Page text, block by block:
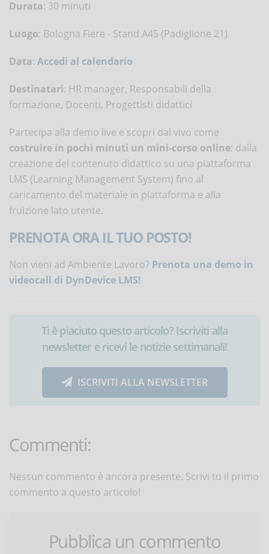
Durata: 30 minuti
Luogo: Bologna Fiere - Stand A45 (Padiglione 21)
Data: Accedi al calendario
Destinatari: HR manager, Responsabili della
formazione, Docenti, Progettisti didattici
Partecipa alla demo live e scopri dal vivo come
costruire in pochi minuti un mini-corso online: dalla
creazione del contenuto didattico su una piattaforma
LMS (Learning Management System) fino al
caricamento del materiale in piattaforma e alla
fruizione lato utente.
PRENOTA ORA IL TUO POSTO!
Non vieni ad Ambiente Lavoro? Prenota una demo in
videocall di DynDevice LMS!
Ti è piaciuto questo articolo? Iscriviti alla
newsletter e ricevi le notizie settimanali!
ISCRIVITI ALLA NEWSLETTER
Commenti:
Nessun commento è ancora presente. Scrivi tu il primo
commento a questo articolo!
Pubblica un commento